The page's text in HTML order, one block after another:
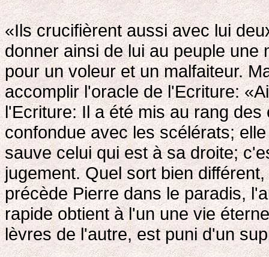
«Ils crucifièrent aussi avec lui
donner ainsi de lui au peuple
pour un voleur et un malfaiteur.
accomplir l'oracle de l'Ecriture:
l'Ecriture: Il a été mis au rang
confondue avec les scélérats;
sauve celui qui est à sa droite;
jugement. Quel sort bien
précède Pierre dans le paradis,
rapide obtient à l'un une vie
lèvres de l'autre, est puni d'un